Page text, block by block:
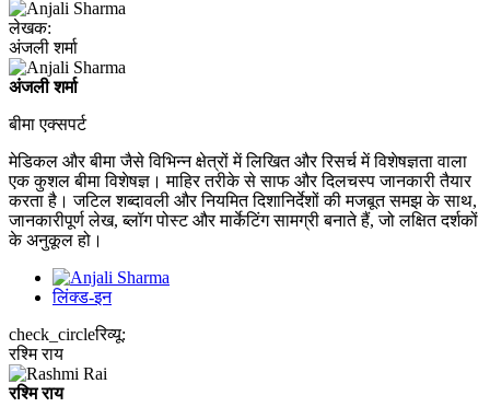
लेखक:
अंजली शर्मा
अंजली शर्मा
बीमा एक्सपर्ट
मेडिकल और बीमा जैसे विभिन्न क्षेत्रों में लिखित और रिसर्च में विशेषज्ञता वाला
एक कुशल बीमा विशेषज्ञ। माहिर तरीके से साफ और दिलचस्प जानकारी तैयार
करता है। जटिल शब्दावली और नियमित दिशानिर्देशों की मजबूत समझ के साथ,
जानकारीपूर्ण लेख, ब्लॉग पोस्ट और मार्केटिंग सामग्री बनाते हैं, जो लक्षित दर्शकों
के अनुकूल हो।
लिंक्ड-इन
check_circleरिव्यू:
रश्मि राय
रश्मि राय